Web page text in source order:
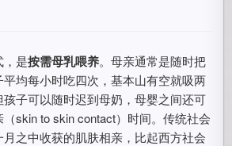
，是按需母乳喂养。母亲通常是随时把
均每小时吃四次，基本山有空就吸两
子可以随时迟到母奶，母婴之间还可
skin to skin contact）时间。传统社会
之中收获的肌肤相亲，比起西方社会